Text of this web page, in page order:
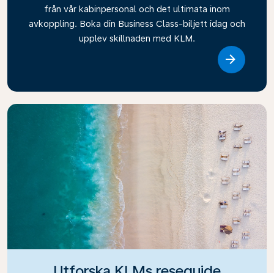
från vår kabinpersonal och det ultimata inom
avkoppling. Boka din Business Class-biljett idag och
upplev skillnaden med KLM.
Utforska KLMs reseguide